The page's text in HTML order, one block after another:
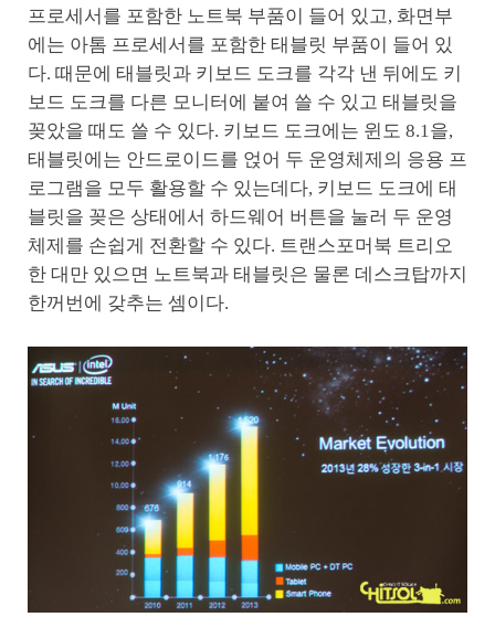
프로세서를 포함한 노트북 부품이 들어 있고, 화면부
에는 아톰 프로세서를 포함한 태블릿 부품이 들어 있
다. 때문에 태블릿과 키보드 도크를 각각 낸 뒤에도 키
보드 도크를 다른 모니터에 붙여 쓸 수 있고 태블릿을
꽂았을 때도 쓸 수 있다. 키보드 도크에는 윈도 8.1을,
태블릿에는 안드로이드를 얹어 두 운영체제의 응용 프
로그램을 모두 활용할 수 있는데다, 키보드 도크에 태
블릿을 꽂은 상태에서 하드웨어 버튼을 눌러 두 운영
체제를 손쉽게 전환할 수 있다. 트랜스포머북 트리오
한 대만 있으면 노트북과 태블릿은 물론 데스크탑까지
한꺼번에 갖추는 셈이다.